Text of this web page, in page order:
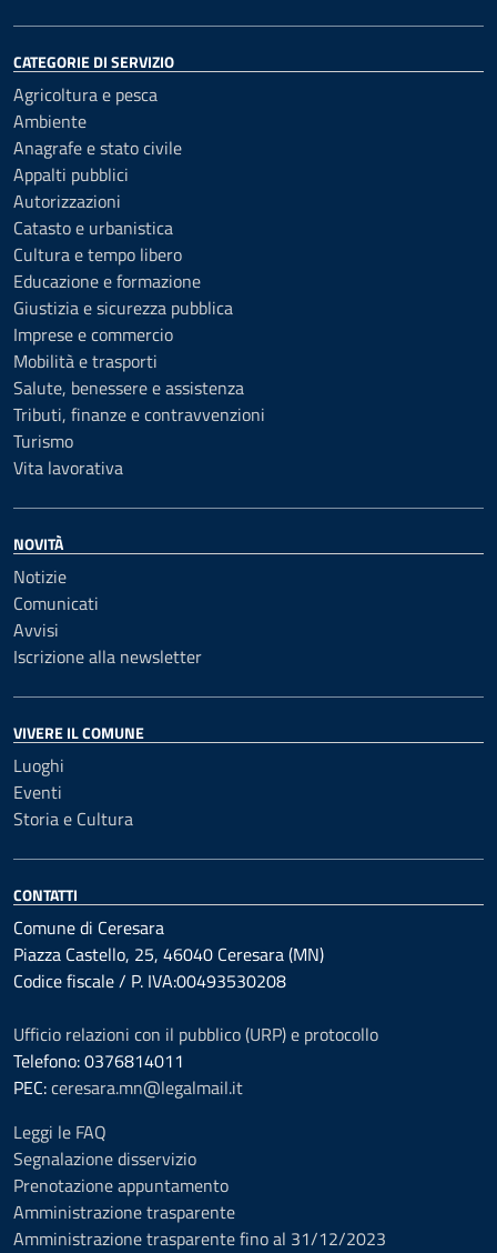
CATEGORIE DI SERVIZIO
Agricoltura e pesca
Ambiente
Anagrafe e stato civile
Appalti pubblici
Autorizzazioni
Catasto e urbanistica
Cultura e tempo libero
Educazione e formazione
Giustizia e sicurezza pubblica
Imprese e commercio
Mobilità e trasporti
Salute, benessere e assistenza
Tributi, finanze e contravvenzioni
Turismo
Vita lavorativa
NOVITÀ
Notizie
Comunicati
Avvisi
Iscrizione alla newsletter
VIVERE IL COMUNE
Luoghi
Eventi
Storia e Cultura
CONTATTI
Comune di Ceresara
Piazza Castello, 25, 46040 Ceresara (MN)
Codice fiscale / P. IVA:00493530208
Ufficio relazioni con il pubblico (URP) e protocollo
Telefono: 0376814011
PEC:ceresara.mn@legalmail.it
Leggi le FAQ
Segnalazione disservizio
Prenotazione appuntamento
Amministrazione trasparente
Amministrazione trasparente fino al 31/12/2023